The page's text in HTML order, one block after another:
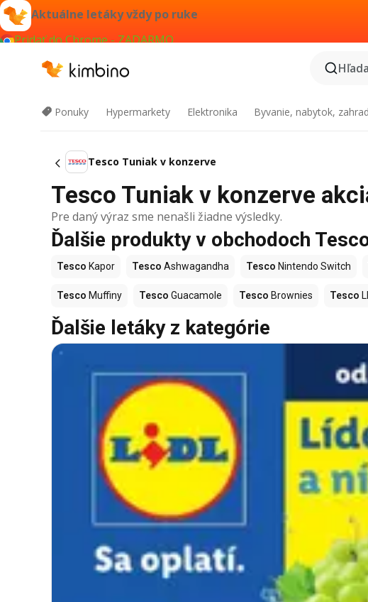
Aktuálne letáky vždy po ruke
Pridať do Chrome - ZADARMO
Ponuky Hypermarkety Elektronika Byvanie, nabytok,
Tesco Tuniak v konzerve
Tesco Tuniak v konzerve
Pre daný výraz sme nenašli žiadne výsledky.
Ďalšie produkty v obchodoch
Tesco Kapor Tesco Ashwagandha Tesco Nintendo Switch
Tesco Muffiny Tesco Guacamole Tesco Brownies Tesco
Ďalšie letáky z kategórie